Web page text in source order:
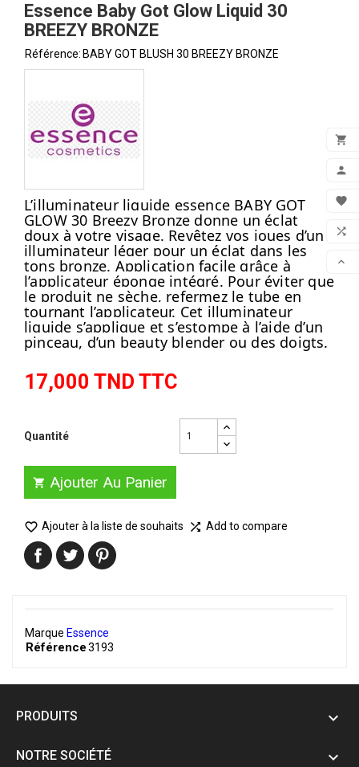





Essence Baby Got Glow Liquid 30
BREEZY BRONZE
Référence: BABY GOT BLUSH 30 BREEZY BRONZE
L’illuminateur liquide essence BABY GOT
GLOW 30 Breezy Bronze donne un éclat
doux à votre visage. Revêtez vos joues d’un
illuminateur léger pour un éclat dans les
tons bronze. Application facile grâce à
l’applicateur éponge intégré. Pour éviter que
le produit ne sèche, refermez le tube en
tournant l’applicateur. Cet illuminateur
liquide s’applique et s’estompe à l’aide d’un
pinceau, d’un beauty blender ou des doigts.
17,000 TND TTC
Quantité
 Ajouter Au Panier
 Ajouter à la liste de souhaits  Add to compare
Marque Essence
Référence3193
PRODUITS 
NOTRE SOCIÉTÉ 